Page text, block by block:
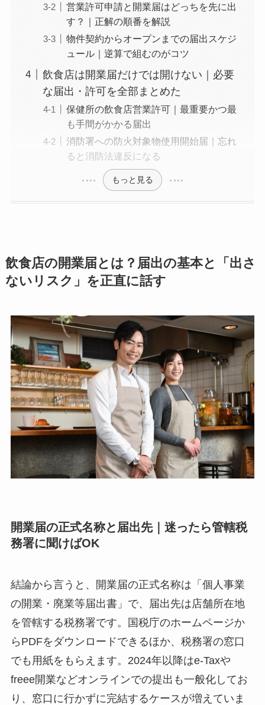
営業許可申請と開業届はどっちを先に出
す？｜正解の順番を解説
物件契約からオープンまでの届出スケジ
ュール｜逆算で組むのがコツ
飲食店は開業届だけでは開けない｜必要
な届出・許可を全部まとめた
保健所の飲食店営業許可｜最重要かつ最
も手間がかかる届出
消防署への防火対象物使用開始届｜忘れ
ると消防法違反になる
もっと見る
飲食店の開業届とは？届出の基本と「出さ
ないリスク」を正直に話す
開業届の正式名称と届出先｜迷ったら管轄税
務署に聞けばOK
結論から言うと、開業届の正式名称は「個人事業
の開業・廃業等届出書」で、届出先は店舗所在地
を管轄する税務署です。国税庁のホームページか
らPDFをダウンロードできるほか、税務署の窓口
でも用紙をもらえます。2024年以降はe-Taxや
freee開業などオンラインでの提出も一般化してお
り、窓口に行かずに完結するケースが増えていま